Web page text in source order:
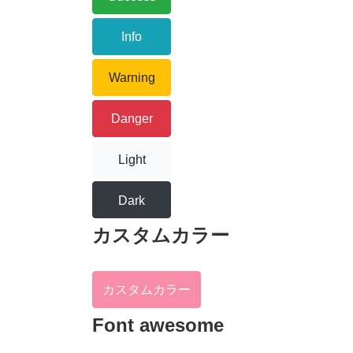
Info
Warning
Danger
Light
Dark
カスタムカラー
カスタムカラー
Font awesome